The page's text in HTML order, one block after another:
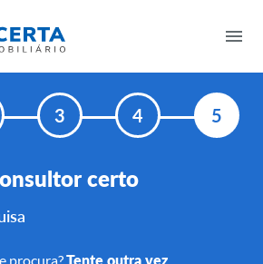
3 4 5
certo
procura?